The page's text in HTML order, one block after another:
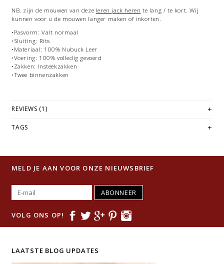
NB. zijn de mouwen van deze leren jack heren te lang / te kort. Wij
kunnen voor u de mouwen langer maken of inkorten.
•Pasvorm: Valt normaal
•Sluiting: Rits
•Materiaal: 100% Nubuck Leer
•Voering: 100% volledig gevoerd
•Zakken: Insteekzakken
•Twee binnenzakken
REVIEWS (1)
TAGS
MELD JE AAN VOOR ONZE NIEUWSBRIEF
ABONNEER
VOLG ONS OP!
LAATSTE BLOG UPDATES